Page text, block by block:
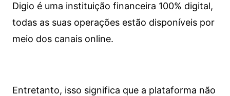
Digio é uma instituição financeira 100% digital,
todas as suas operações estão disponíveis por
meio dos canais online.
Entretanto, isso significa que a plataforma não